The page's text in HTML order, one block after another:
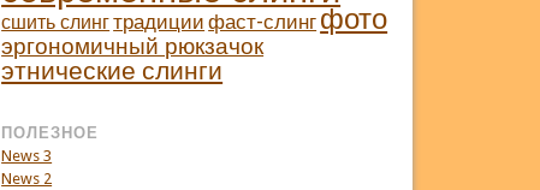
сшить слингтрадиции фаст-слинг фото
эргономичный рюкзачок
этнические слинги
ПОЛЕЗНОЕ
News 3
News 2